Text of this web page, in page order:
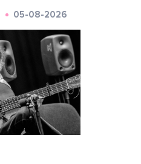
05-08-2026